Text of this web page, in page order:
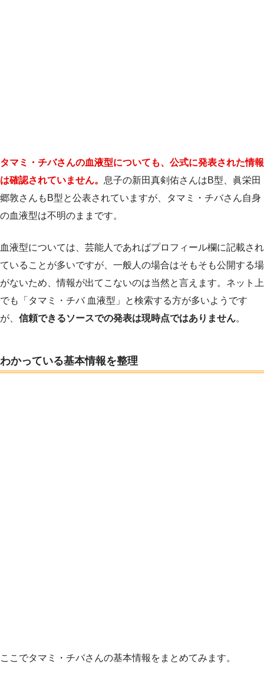
タマミ・チバさんの血液型についても、公式に発表された情報
は確認されていません。 息子の新田真剣佑さんはB型、眞栄田
郷敦さんもB型と公表されていますが、タマミ・チバさん自身
の血液型は不明のままです。
血液型については、芸能人であればプロフィール欄に記載され
ていることが多いですが、一般人の場合はそもそも公開する場
がないため、情報が出てこないのは当然と言えます。ネット上
でも「タマミ・チバ 血液型」と検索する方が多いようです
が、 信頼できるソースでの発表は現時点ではありません。
わかっている基本情報を整理
ここでタマミ・チバさんの基本情報をまとめてみます。